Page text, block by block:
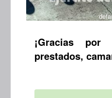
¡Gracias por
prestados,